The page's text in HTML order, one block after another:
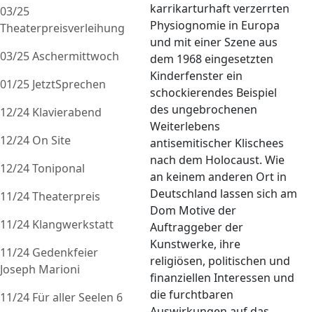
03/25
Theaterpreisverleihung
03/25 Aschermittwoch
01/25 JetztSprechen
12/24 Klavierabend
12/24 On Site
12/24 Toniponal
11/24 Theaterpreis
11/24 Klangwerkstatt
11/24 Gedenkfeier
Joseph Marioni
11/24 Für aller Seelen 6
karrikarturhaft verzerrten
Physiognomie in Europa
und mit einer Szene aus
dem 1968 eingesetzten
Kinderfenster ein
schockierendes Beispiel
des ungebrochenen
Weiterlebens
antisemitischer Klischees
nach dem Holocaust. Wie
an keinem anderen Ort in
Deutschland lassen sich am
Dom Motive der
Auftraggeber der
Kunstwerke, ihre
religiösen, politischen und
finanziellen Interessen und
die furchtbaren